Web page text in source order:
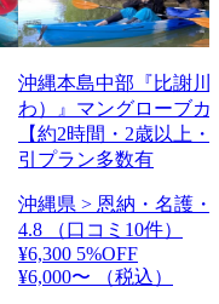
沖縄本島中部『比謝川
わ）』マングローブカ
【約2時間・2歳以上
引プラン多数有
沖縄県 > 恩納・名護・
4.8
（口コミ10件）
¥6,300 5%OFF
¥6,000〜
（税込）